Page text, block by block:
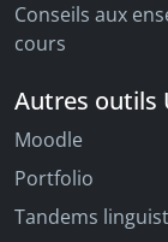
Conseils aux
cours
Autres outils
Moodle
Portfolio
Tandems